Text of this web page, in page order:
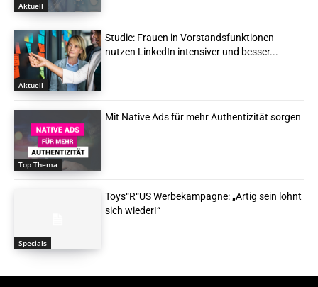
Aktuell
Aktuell
Studie: Frauen in Vorstandsfunktionen
nutzen LinkedIn intensiver und besser...
Top Thema
Mit Native Ads für mehr Authentizität sorgen
Specials
Toys“R“US Werbekampagne: „Artig sein lohnt
sich wieder!“